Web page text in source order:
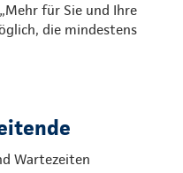
für Sie und Ihre
die mindestens
Wartezeiten